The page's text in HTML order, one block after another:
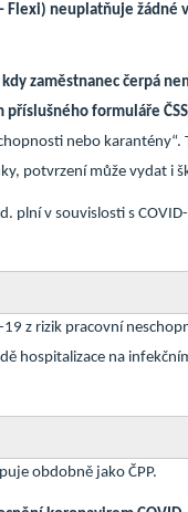
Flexi) neuplatňuje žádné
zaměstnanec čerpá
formuláře
nebo karantény“.
potvrzení může vydat i
plní v souvislosti s
z rizik pracovní
hospitalizace na
obdobně jako ČPP.